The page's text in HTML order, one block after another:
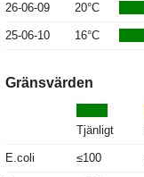
26-06-09 20°C
25-06-10 16°C
Gränsvärden
Tjänligt
E.coli ≤100